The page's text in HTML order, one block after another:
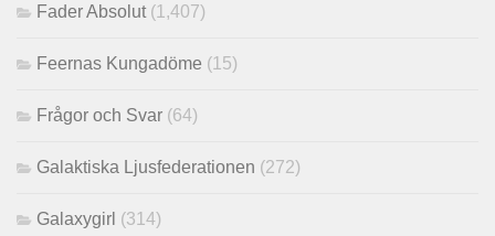
Fader Absolut (1,407)
Feernas Kungadöme (15)
Frågor och Svar (64)
Galaktiska Ljusfederationen (272)
Galaxygirl (314)